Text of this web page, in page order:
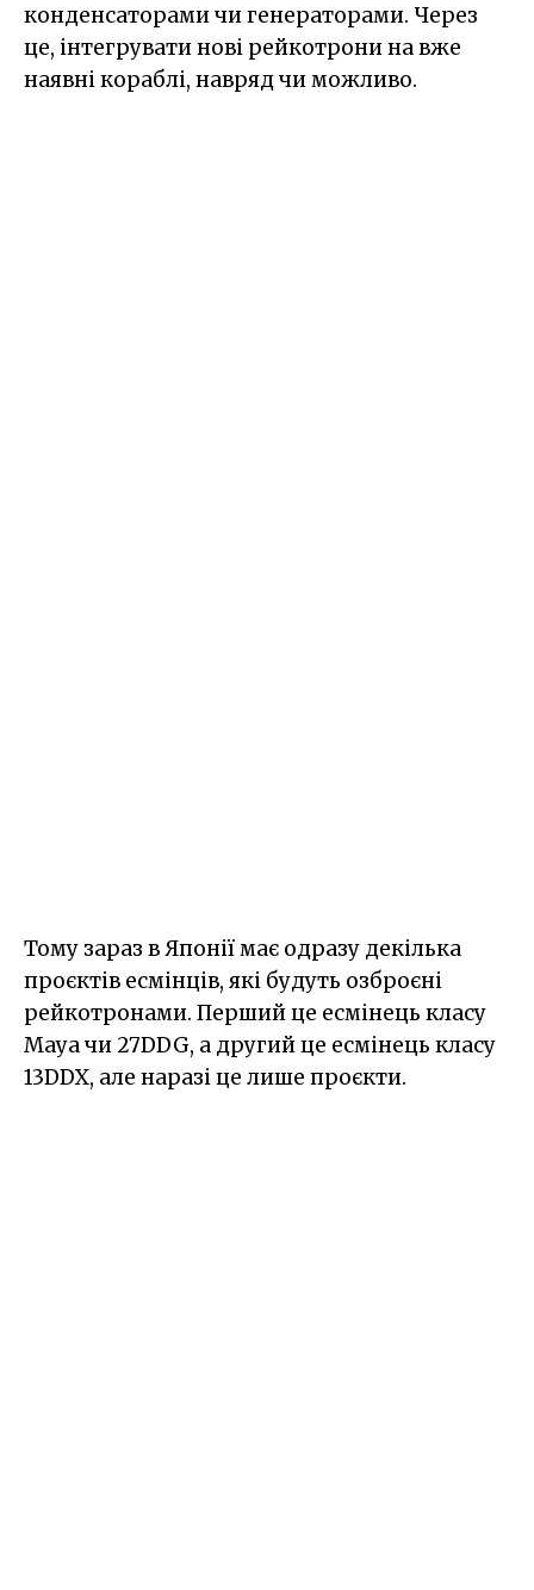
конденсаторами чи генераторами. Через
це, інтегрувати нові рейкотрони на вже
наявні кораблі, навряд чи можливо.
Тому зараз в Японії має одразу декілька
проєктів есмінців, які будуть озброєні
рейкотронами. Перший це есмінець класу
Maya чи 27DDG, а другий це есмінець класу
13DDX, але наразі це лише проєкти.